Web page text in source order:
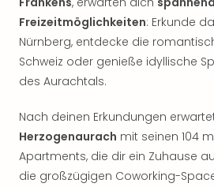
Freizeitmöglichkeiten: Erkunde
Nürnberg, entdecke die
Schweiz oder genieße idyllische
des Aurachtals.
Nach deinen Erkundungen
Herzogenaurach mit seinen 104
Apartments, die dir ein Zuhause
die großzügigen Coworking-